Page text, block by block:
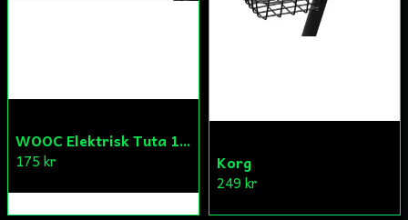
WOOC Elektrisk Tuta 120dB
175 kr Korg
249 kr